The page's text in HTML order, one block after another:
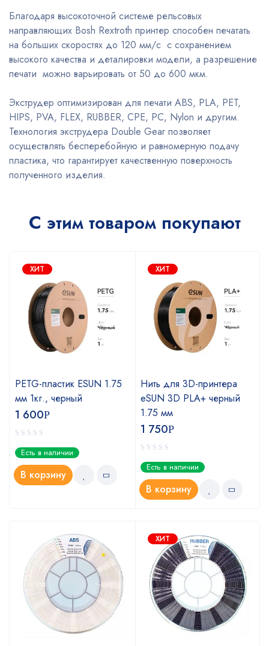
Благодаря высокоточной системе рельсовых
направляющих Bosh Rextroth принтер способен печатать
на больших скоростях до 120 мм/с c сохранением
высокого качества и деталировки модели, а разрешение
печати можно варьировать от 50 до 600 мкм.
Экструдер оптимизирован для печати ABS, PLA, PET,
HIPS, PVA, FLEX, RUBBER, CPE, PC, Nylon и другим.
Технология экструдера Double Gear позволяет
осуществлять бесперебойную и равномерную подачу
пластика, что гарантирует качественную поверхность
полученного изделия.
С этим товаром покупают
ХИТ
PETG-пластик ESUN 1.75
мм 1кг., черный
1 600Р
Есть в наличии
В корзину
ХИТ
Нить для 3D-принтера
eSUN 3D PLA+ черный
1.75 мм
1 750Р
Есть в наличии
В корзину
ХИТ